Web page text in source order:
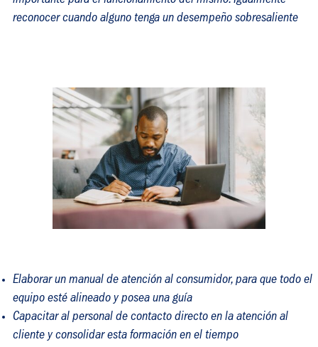
reconocer cuando alguno tenga un desempeño sobresaliente
Elaborar un manual de atención al consumidor, para que todo el
equipo esté alineado y posea una guía
Capacitar al personal de contacto directo en la atención al
cliente y consolidar esta formación en el tiempo